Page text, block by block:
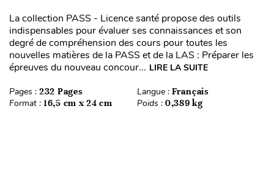
La collection PASS - Licence santé propose des outils
indispensables pour évaluer ses connaissances et son
degré de compréhension des cours pour toutes les
nouvelles matières de la PASS et de la LAS : Préparer les
épreuves du nouveau concour... LIRE LA SUITE
Pages : 232 Pages Langue : Français
Format : 16,5 cm x 24 cm Poids : 0,389 kg